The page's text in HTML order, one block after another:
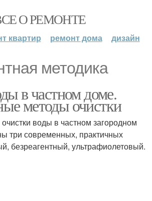
О РЕМОНТЕ
квартир ремонт дома дизайн
методика
в частном доме.
методы очистки
воды в частном загородном
три современных, практичных
безреагентный, ультрафиолетовый.